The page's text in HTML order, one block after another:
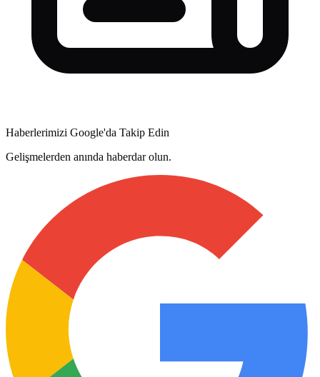
Haberlerimizi Google'da Takip Edin
Gelişmelerden anında haberdar olun.